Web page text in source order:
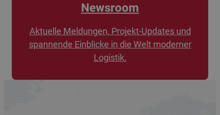
Newsroom
Aktuelle Meldungen, Projekt-Updates und
spannende Einblicke in die Welt moderner
Logistik.